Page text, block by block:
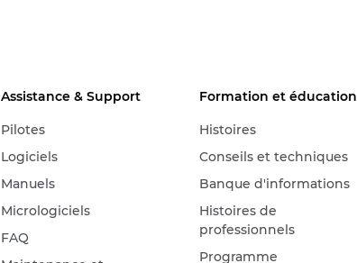
Assistance & Support
Pilotes
Logiciels
Manuels
Micrologiciels
FAQ
Formation et éducation
Histoires
Conseils et techniques
Banque d'informations
Histoires de
professionnels
Programme